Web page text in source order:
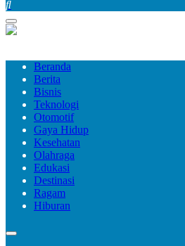
Beranda
Berita
Bisnis
Teknologi
Otomotif
Gaya Hidup
Kesehatan
Olahraga
Edukasi
Destinasi
Ragam
Hiburan